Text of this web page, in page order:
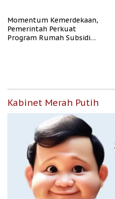
Momentum Kemerdekaan,
Pemerintah Perkuat
Program Rumah Subsidi
Kabinet Merah Putih